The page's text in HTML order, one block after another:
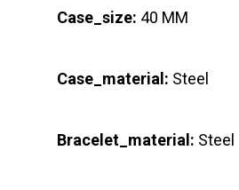
Case_size: 40 MM
Case_material: Steel
Bracelet_material: Steel